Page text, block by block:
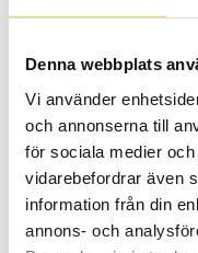
Denna webbplats
Vi använder
och annonserna till
för sociala medier
vidarebefordrar även
information från din
annons- och